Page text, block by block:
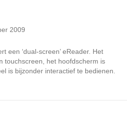
2009
een ‘dual-screen’ eReader. Het
touchscreen, het hoofdscherm is
is bijzonder interactief te bedienen.